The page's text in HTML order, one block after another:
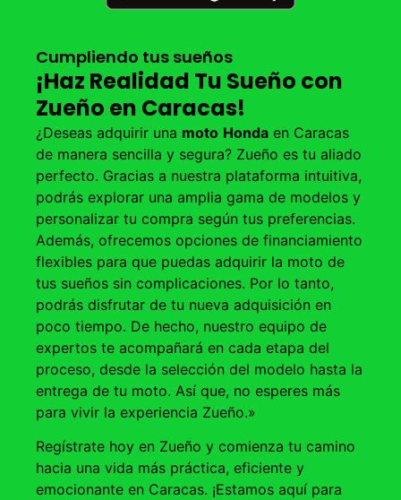
Cumpliendo tus sueños
¡Haz Realidad Tu Sueño con
Zueño en Caracas!
¿Deseas adquirir una moto Honda en Caracas
de manera sencilla y segura? Zueño es tu aliado
perfecto. Gracias a nuestra plataforma intuitiva,
podrás explorar una amplia gama de modelos y
personalizar tu compra según tus preferencias.
Además, ofrecemos opciones de financiamiento
flexibles para que puedas adquirir la moto de
tus sueños sin complicaciones. Por lo tanto,
podrás disfrutar de tu nueva adquisición en
poco tiempo. De hecho, nuestro equipo de
expertos te acompañará en cada etapa del
proceso, desde la selección del modelo hasta la
entrega de tu moto. Así que, no esperes más
para vivir la experiencia Zueño.»
Regístrate hoy en Zueño y comienza tu camino
hacia una vida más práctica, eficiente y
emocionante en Caracas. ¡Estamos aquí para